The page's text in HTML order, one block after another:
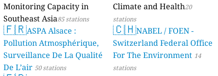
Monitoring Capacity in
Southeast Asia85 stations
🇫🇷ASPA Alsace :
Pollution Atmosphérique,
Surveillance De La Qualité
De L’air 50 stations
Climate and Health20
stations
🇨🇭NABEL / FOEN -
Switzerland Federal Office
For The Environment 14
stations